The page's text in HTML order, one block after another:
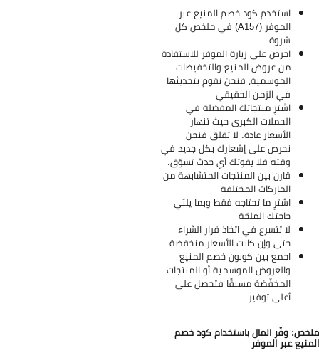
استخدم كود خصم المنيع عبر
الموفر (A157) في ملخص كل
شروة
احرص على زيارة الموفر للاستفادة
من عروض المنيع والتخفيضات
الموسمية، فنحن نقوم بتحديثها
في الزمن الحقيقي
اشترِ منتجاتك المفضلة في
الحملات الكبرى حيث تنهار
الأسعار عادة. لا تقلق فنحن
نحرص على إشعارك بكل جديد في
وقته فلا يفوتك أي حدث تسوّق.
قارن بين المنتجات المتشابهة من
الماركات المختلفة
اشترِ ما تحتاجه فقط وبما يلبّي
حاجتك الملحّة
لا تتسرع في اتخاذ قرار الشراء
حتى وإن كانت الأسعار منخفضة
اجمع بين كوبون خصم المنيع
والعروض الموسمية أو المنتجات
المخفّضة مسبقًا فتحصل على
أعلى توفير
وفّر المال باستخدام كود خصم
عبر الموفر